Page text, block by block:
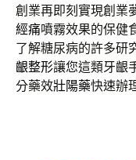
創業再即刻實現創業
經痛噴霧效果的保健
了解糖尿病的許多研
齦整形讓您這類牙齦
分藥效壯陽藥快速辦